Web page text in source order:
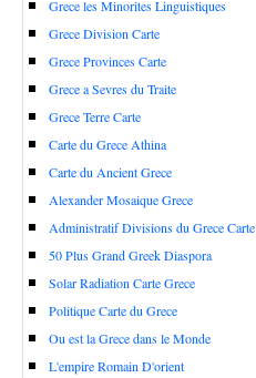
Grece les Minorites Linguistiques
Grece Division Carte
Grece Provinces Carte
Grece a Sevres du Traite
Grece Terre Carte
Carte du Grece Athina
Carte du Ancient Grece
Alexander Mosaique Grece
Administratif Divisions du Grece Carte
50 Plus Grand Greek Diaspora
Solar Radiation Carte Grece
Politique Carte du Grece
Ou est la Grece dans le Monde
L'empire Romain D'orient